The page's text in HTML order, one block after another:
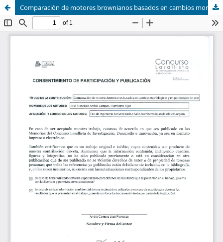
Comparación de motores brownianos basados en cambios morfológicos y en potenciales de sierra intermitentes